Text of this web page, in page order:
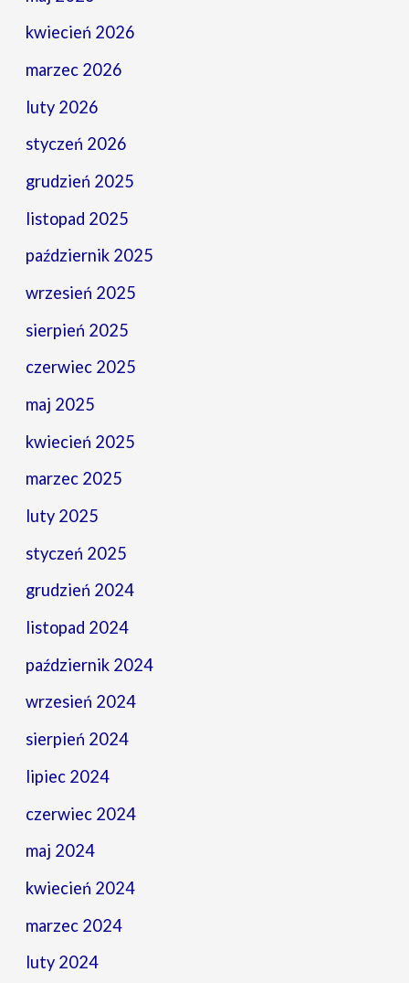
kwiecień 2026
marzec 2026
luty 2026
styczeń 2026
grudzień 2025
listopad 2025
październik 2025
wrzesień 2025
sierpień 2025
czerwiec 2025
maj 2025
kwiecień 2025
marzec 2025
luty 2025
styczeń 2025
grudzień 2024
listopad 2024
październik 2024
wrzesień 2024
sierpień 2024
lipiec 2024
czerwiec 2024
maj 2024
kwiecień 2024
marzec 2024
luty 2024